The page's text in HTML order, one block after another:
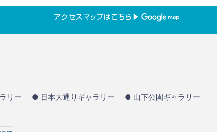
リー ● 日本大通りギャラリー
● 山下公園ギャラリー